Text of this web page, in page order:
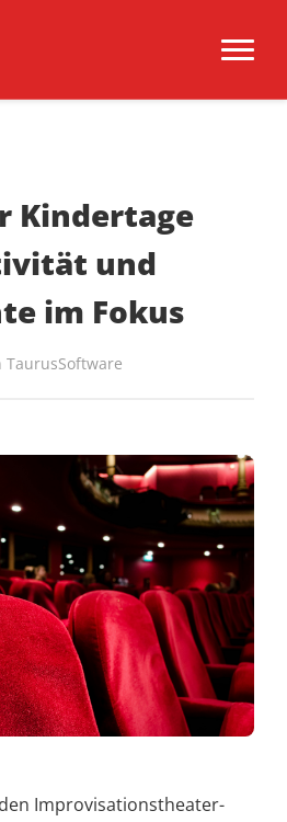
Kindertage
und
im Fokus
TaurusSoftware
Improvisationstheater-